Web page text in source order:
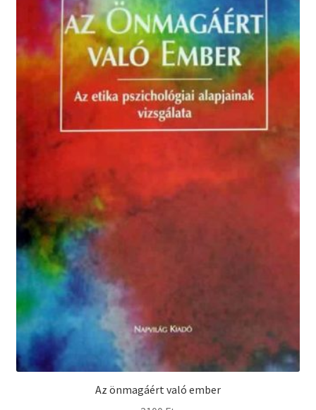
Az önmagáért való ember